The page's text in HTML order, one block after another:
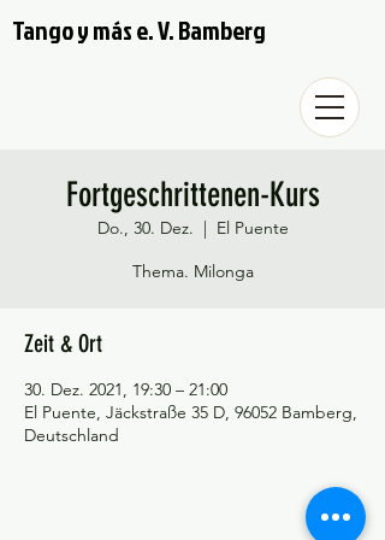
Tango y más e. V. Bamberg
Fortgeschrittenen-Kurs
Do., 30. Dez.
  |
El Puente
Thema. Milonga
Zeit & Ort
30. Dez. 2021, 19:30 – 21:00
El Puente, Jäckstraße 35 D, 96052 Bamberg,
Deutschland